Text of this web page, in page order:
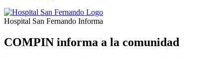
Hospital San Fernando Informa
COMPIN informa a la comunidad